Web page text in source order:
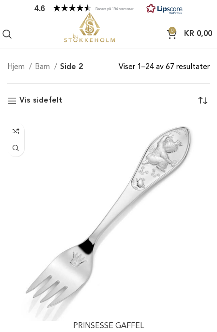
4.6 Basert på 194 stemmer
0 KR 0,00
Hjem Barn Side 2 Viser 1–24 av 67 resultater
Vis sidefelt
PRINSESSE GAFFEL